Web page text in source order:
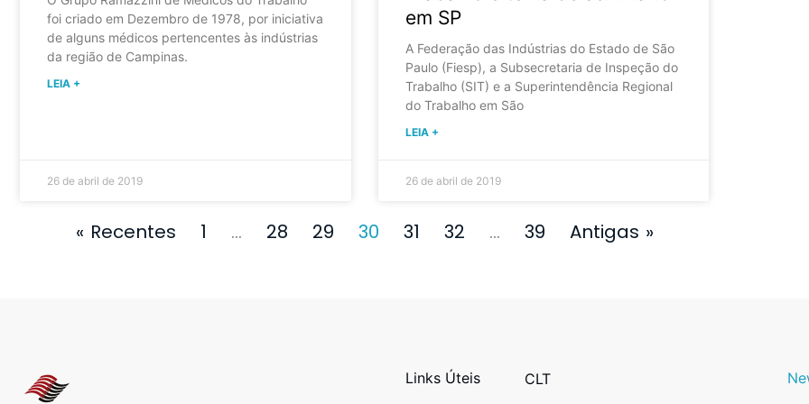
foi criado em Dezembro de 1978, por iniciativa
de alguns médicos pertencentes às indústrias
da região de Campinas.
LEIA +
26 de abril de 2019
em SP
A Federação das Indústrias do Estado de São
Paulo (Fiesp), a Subsecretaria de Inspeção do
Trabalho (SIT) e a Superintendência Regional
do Trabalho em São
LEIA +
26 de abril de 2019
« Recentes 1 … 28 29 30 31 32 … 39 Antigas »
Links Úteis
CLT